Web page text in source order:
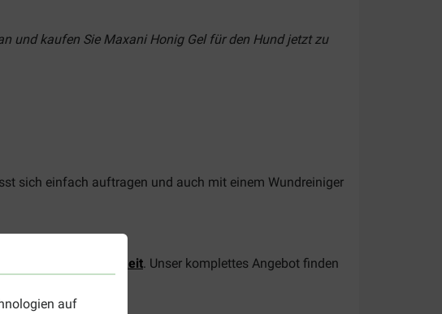
auf
und kaufen Sie Maxani Honig Gel für den Hund jetzt zu
sich einfach auftragen und auch mit einem Wundreiniger
Vetramil Spülflüssigkeit. Unser komplettes Angebot finden